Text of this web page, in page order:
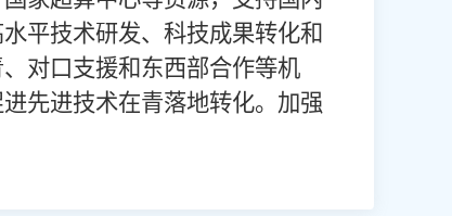
平技术研发、科技成果转化和
对口支援和东西部合作等机
先进技术在青落地转化。加强